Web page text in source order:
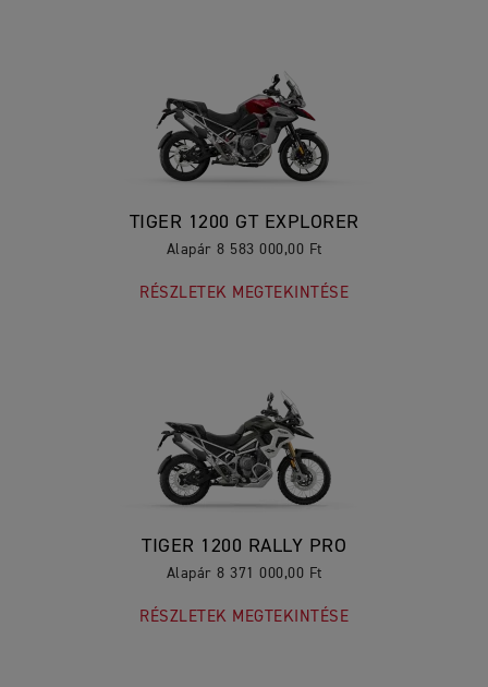
TIGER 1200 GT EXPLORER
Alapár 8 583 000,00 Ft
RÉSZLETEK MEGTEKINTÉSE
TIGER 1200 RALLY PRO
Alapár 8 371 000,00 Ft
RÉSZLETEK MEGTEKINTÉSE